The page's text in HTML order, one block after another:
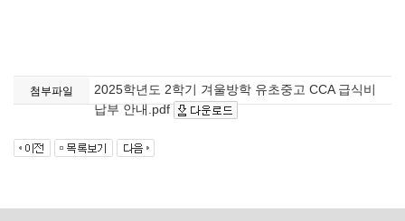
첨부파일
2025학년도 2학기 겨울방학 유초중고 CCA 급식비
납부 안내.pdf